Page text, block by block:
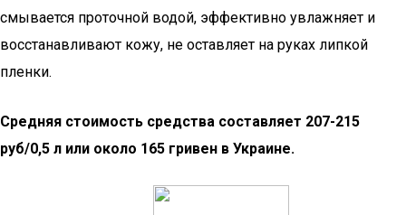
смывается проточной водой, эффективно увлажняет и
восстанавливают кожу, не оставляет на руках липкой
пленки.
Средняя стоимость средства составляет 207-215
руб/0,5 л или около 165 гривен в Украине.